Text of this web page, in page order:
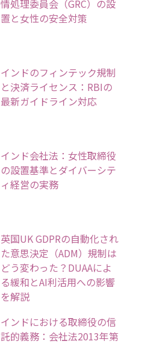
情処理委員会（GRC）の設
置と女性の安全対策
インドのフィンテック規制
と決済ライセンス：RBIの
最新ガイドライン対応
インド会社法：女性取締役
の設置基準とダイバーシテ
ィ経営の実務
英国UK GDPRの自動化され
た意思決定（ADM）規制は
どう変わった？DUAAによ
る緩和とAI利活用への影響
を解説
インドにおける取締役の信
託的義務：会社法2013年第